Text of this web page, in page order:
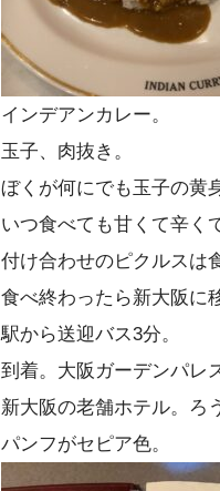
インデアンカレー。
玉子、肉抜き。
ぼくが何にでも玉子の黄
いつ食べても甘くて辛く
付け合わせのピクルスは
食べ終わったら新大阪に
駅から送迎バス3分。
到着。大阪ガーデンパレ
新大阪の老舗ホテル。ろ
パンフがセピア色。